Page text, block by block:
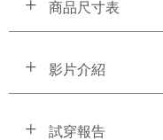
商品尺寸表
影片介紹
試穿報告